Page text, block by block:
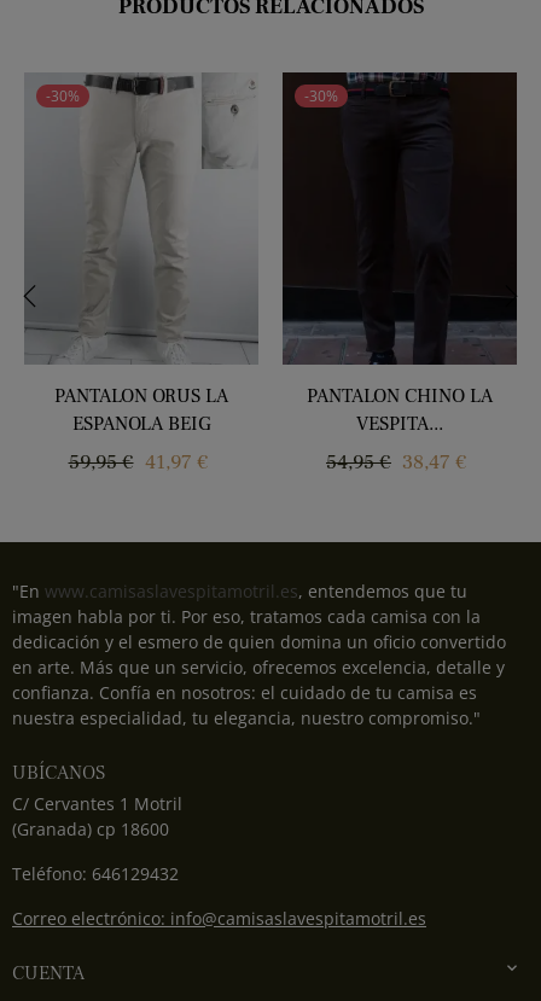
PRODUCTOS RELACIONADOS
-30%
PANTALON ORUS LA
ESPANOLA BEIG
Precio
59,95 € Precio
41,97 €
-30%
PANTALON CHINO LA
VESPITA...
Precio
54,95 € Precio
38,47 €
›
"En www.camisaslavespitamotril.es, entendemos que tu
imagen habla por ti. Por eso, tratamos cada camisa con la
dedicación y el esmero de quien domina un oficio convertido
en arte. Más que un servicio, ofrecemos excelencia, detalle y
confianza. Confía en nosotros: el cuidado de tu camisa es
nuestra especialidad, tu elegancia, nuestro compromiso."
UBÍCANOS
C/ Cervantes 1 Motril
(Granada) cp 18600
Teléfono: 646129432
Correo electrónico: info@camisaslavespitamotril.es
CUENTA 